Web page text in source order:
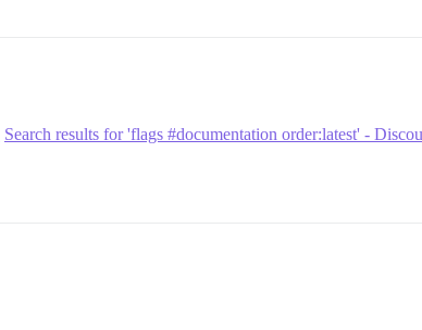
Search results for 'flags #documentation order:latest' -